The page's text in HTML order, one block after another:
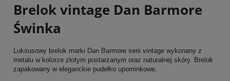
Brelok vintage Dan Barmore
Świnka
Luksusowy brelok marki Dan Barmore serii vintage wykonany z
metalu w kolorze złotym postarzanym oraz naturalnej skóry. Brelok
zapakowany w eleganckie pudełko upominkowe.